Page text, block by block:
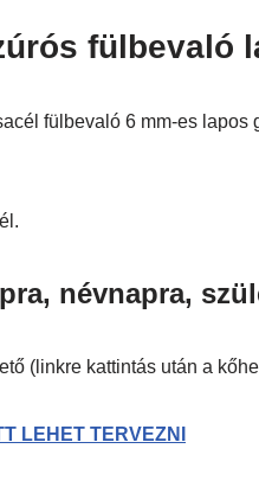
fülbevaló
fülbevaló 6 mm-es
névnapra,
(linkre kattintás után a
LEHET TERVEZNI